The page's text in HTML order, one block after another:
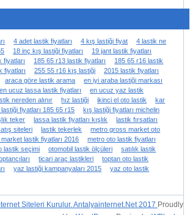
4 adet lastik fiyatları 4 kış lastiği fiyat
4 lastik ne
18 inç kış lastiği fiyatları
19 jant lastik fiyatları
fiyatları
185 65 r13 lastik fiyatları
185 65 r16 lastik
fiyatları 255 55 r16 kış lastiği
2015 lastik fiyatları
araca göre lastik arama
en iyi araba lastiği markası
en ucuz lassa lastik fiyatları
en ucuz yaz lastik
nereden alınır hız lastiği ikinci el oto lastik
kar
lastiği fiyatları 185 65 r15
kış lastiği fiyatları michelin
teker lassa lastik fiyatları kışlık
lastik fırsatları
siteleri lastik tekerlek
metro gross market oto
lastik fiyatları 2016
metro oto lastik fiyatları
lastik seçimi otomobil lastik ölçüleri
satılık lastik
ticari araç lastikleri
toptan oto lastik
yaz lastiği kampanyaları 2015
yaz oto lastik
Siteleri Kurulur. Antalyainternet.Net 2017 Proudly